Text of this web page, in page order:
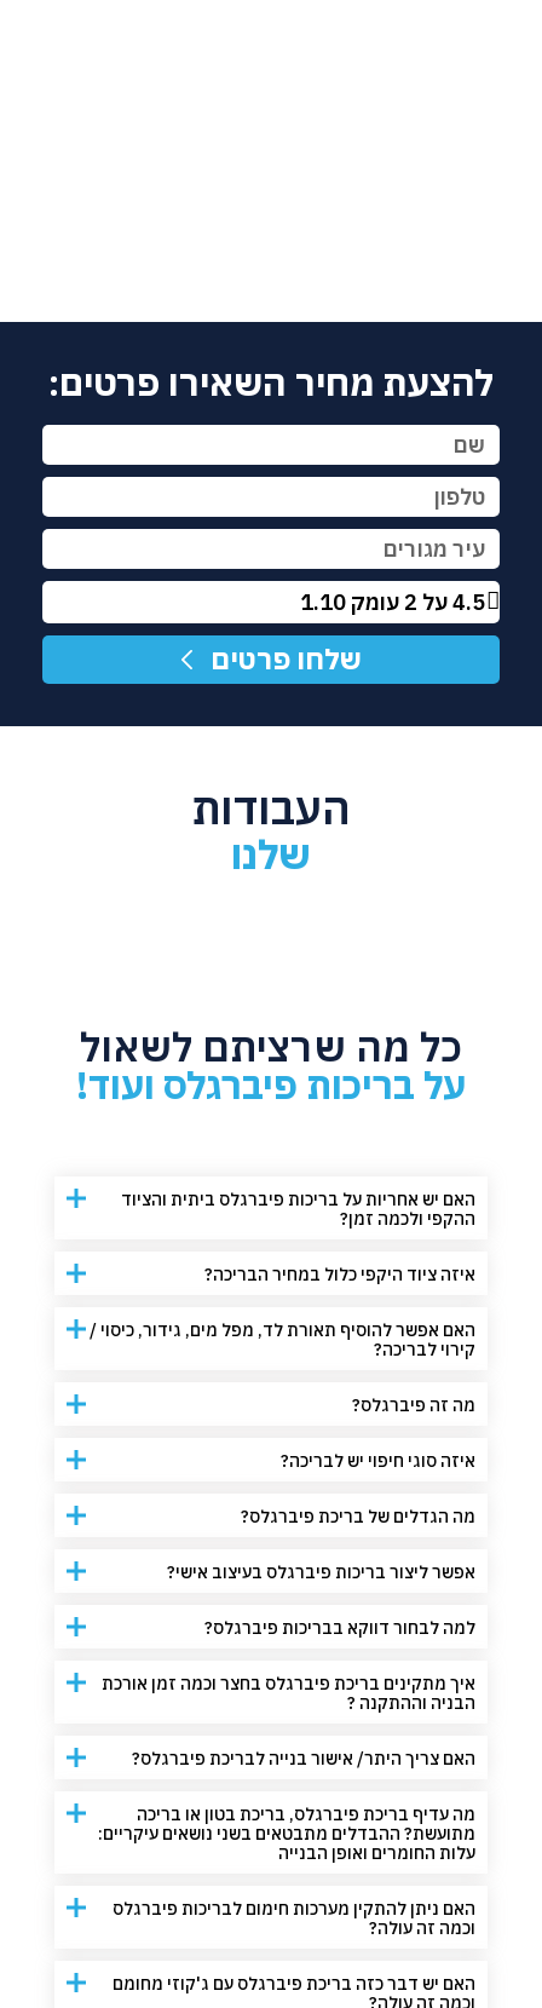
להצעת מחיר השאירו פרטים:
שלחו פרטים
העבודות
שלנו
כל מה שרציתם לשאול
על בריכות פיברגלס ועוד!
האם יש אחריות על בריכות פיברגלס ביתית והציוד
ההקפי ולכמה זמן?
איזה ציוד היקפי כלול במחיר הבריכה?
האם אפשר להוסיף תאורת לד, מפל מים, גידור, כיסוי /
קירוי לבריכה?
מה זה פיברגלס?
איזה סוגי חיפוי יש לבריכה?
מה הגדלים של בריכת פיברגלס?
אפשר ליצור בריכות פיברגלס בעיצוב אישי?
למה לבחור דווקא בבריכות פיברגלס?
איך מתקינים בריכת פיברגלס בחצר וכמה זמן אורכת
הבניה וההתקנה ?
האם צריך היתר/ אישור בנייה לבריכת פיברגלס?
מה עדיף בריכת פיברגלס, בריכת בטון או בריכה
מתועשת? ההבדלים מתבטאים בשני נושאים עיקריים:
עלות החומרים ואופן הבנייה
האם ניתן להתקין מערכות חימום לבריכות פיברגלס
וכמה זה עולה?
האם יש דבר כזה בריכת פיברגלס עם ג'קוזי מחומם
וכמה זה עולה?